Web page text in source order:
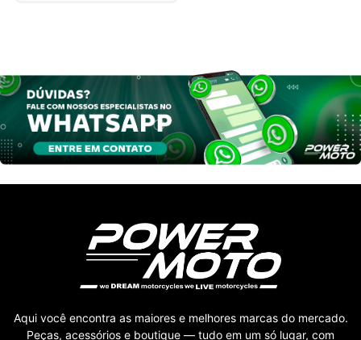
Aqui você encontra as maiores e melhores marcas do mercado.
Peças, acessórios e boutique — tudo em um só lugar, com